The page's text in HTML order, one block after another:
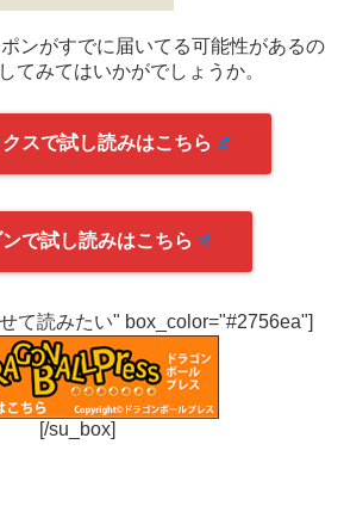
ンがすでに届いてる可能性があるの
てみてはいかがでしょうか。
スで試し読みはこちら
で試し読みはこちら
て読みたい" box_color="#2756ea"]
[/su_box]